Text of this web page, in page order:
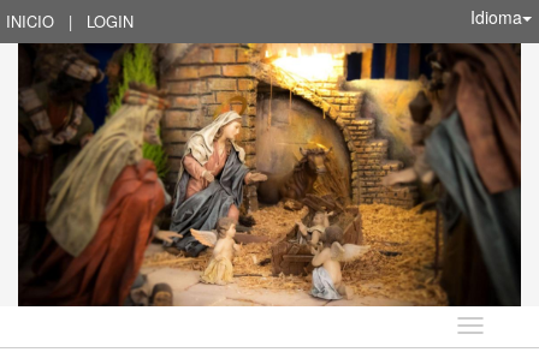
INICIO | LOGIN Idioma
Idioma